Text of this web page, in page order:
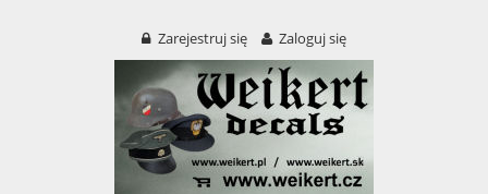
Zarejestruj się Zaloguj się